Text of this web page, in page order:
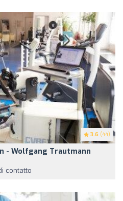
3.6 (44)
- Wolfgang Trautmann
contatto